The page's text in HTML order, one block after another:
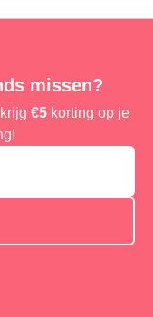
missen?
€5korting op je